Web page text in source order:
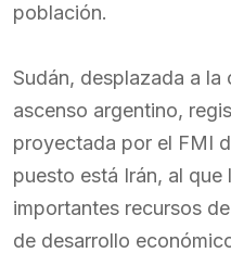
población.
Sudán, desplazada a
ascenso argentino,
proyectada por el FMI
puesto está Irán, al que
importantes recursos
de desarrollo